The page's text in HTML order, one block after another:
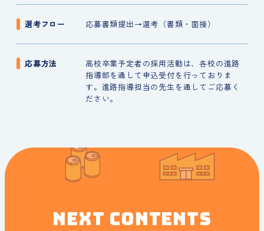
選考フロー 応募書類提出→選考（書類・面接）
応募方法
高校卒業予定者の採用活動は、各校の進路
指導部を通して申込受付を行っておりま
す。進路指導担当の先生を通してご応募く
ださい。
NEXT CONTENTS